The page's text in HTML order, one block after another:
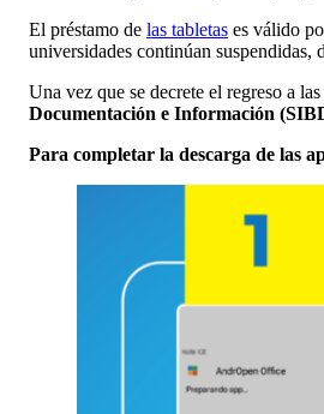
El préstamo de las tabletas es válido
universidades continúan
Una vez que se decrete el regreso a
Documentación e Información
Para completar la descarga de las